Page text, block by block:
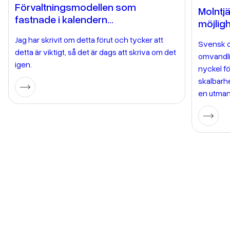
Förvaltningsmodellen som
fastnade i kalendern…
Jag har skrivit om detta förut och tycker att
detta är viktigt, så det är dags att skriva om det
igen.
Svensk
nyckel
en
gör att